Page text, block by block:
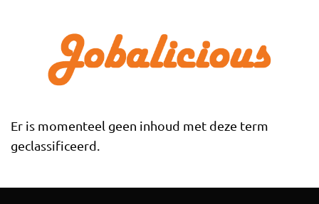
Er is momenteel geen inhoud met deze term
geclassificeerd.